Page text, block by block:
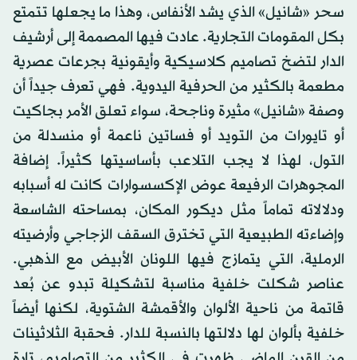
سحر «شانيل» الذي يشد الأنفاس، وهذا ما يجعلها تتمتع
بكل المقومات التجارية. عادت فيها المصممة إلى أرشيف
الدار لتضخ تصاميم كلاسيكية وأيقونية بجرعات عصرية
مطعمة بالكثير من الحرفية اليدوية. فهي تعرف جيداً أن
وصفة «شانيل» مثيرة وناجحة، سواء تعلق الأمر بجاكيت
أو تايورات من التويد أو فساتين ناعمة أو منسدلة من
التول، لهذا لا يجب التلاعب بأساسيتها كثيراً. إضافة
المجوهرات الرفيعة عوض الإكسسوارات كانت له أسبابه
ودلالاته تماماً مثل ديكور المكان، بمساحته الشاسعة
وإضاءته الطبيعية التي تخترق السقف الزجاجي وأرضيته
الرملية، التي يتمازج فيها اللونان الأبيض مع الذهبي.
عناصر شكلت خلفية مناسبة لتشكيلة تبدو عن بُعد
قاتمة من ناحية الألوان والأقمشة الشتوية، لكنها أيضاً
خلفية بألوان لها دلالتها بالنسبة للدار. فحقبة الثلاثينات